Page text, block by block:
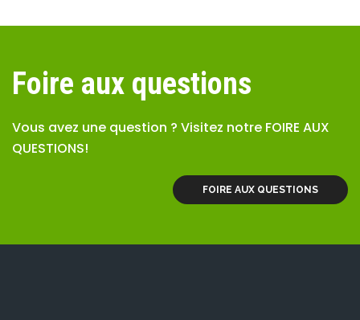
Foire aux questions
Vous avez une question ? Visitez notre FOIRE AUX
QUESTIONS!
FOIRE AUX QUESTIONS